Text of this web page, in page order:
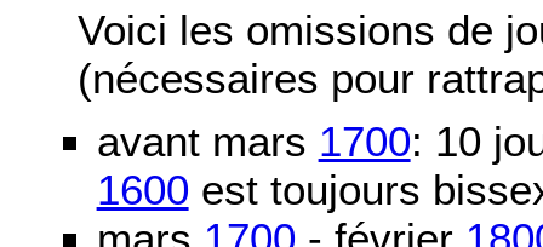
Voici les omissions de
(nécessaires pour
avant mars 1700: 10
1600 est toujours